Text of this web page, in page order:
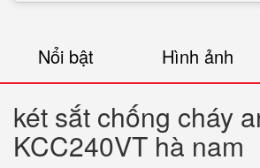
Nổi bật Hình ảnh
két sắt chống cháy
KCC240VT hà nam